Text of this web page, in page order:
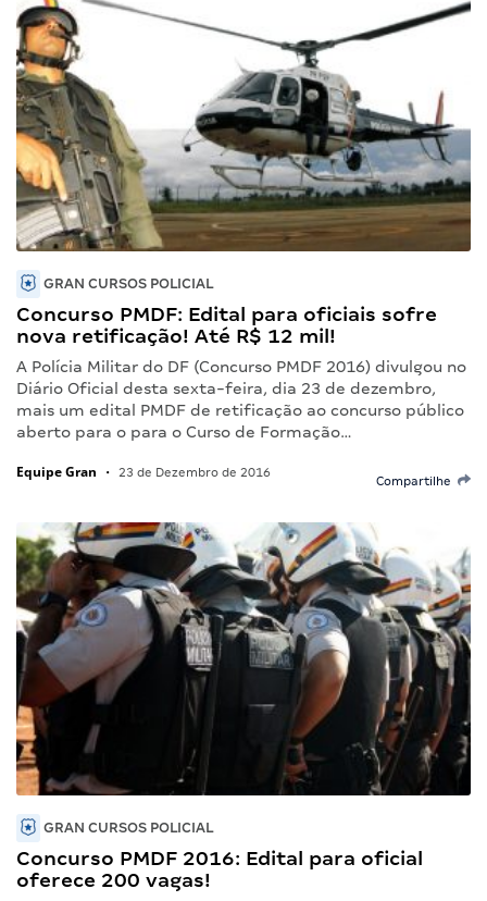
GRAN CURSOS POLICIAL
Concurso PMDF: Edital para oficiais sofre
nova retificação! Até R$ 12 mil!
A Polícia Militar do DF (Concurso PMDF 2016) divulgou no
Diário Oficial desta sexta-feira, dia 23 de dezembro,
mais um edital PMDF de retificação ao concurso público
aberto para o para o Curso de Formação…
Equipe Gran • 23 de Dezembro de 2016
Compartilhe
GRAN CURSOS POLICIAL
Concurso PMDF 2016: Edital para oficial
oferece 200 vagas!